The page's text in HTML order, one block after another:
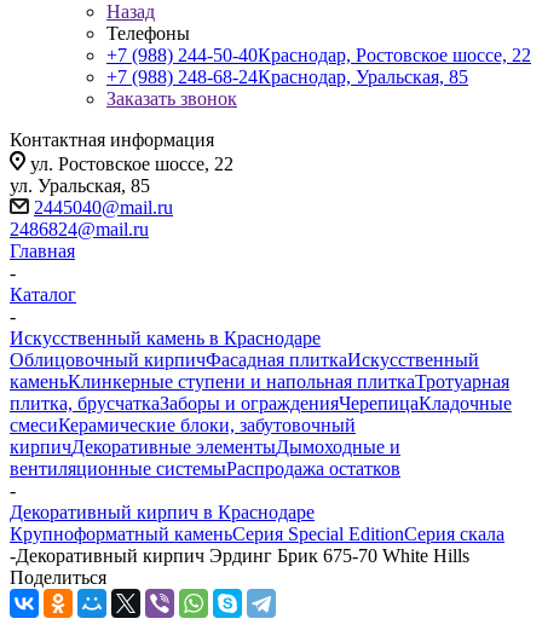
Назад
Телефоны
+7 (988) 244-50-40Краснодар, Ростовское шоссе, 22
+7 (988) 248-68-24Краснодар, Уральская, 85
Заказать звонок
Контактная информация
ул. Ростовское шоссе, 22
ул. Уральская, 85
2445040@mail.ru
2486824@mail.ru
Главная
-
Каталог
-
Искусственный камень в Краснодаре
Облицовочный кирпичФасадная плиткаИскусственный
каменьКлинкерные ступени и напольная плиткаТротуарная
плитка, брусчаткаЗаборы и огражденияЧерепицаКладочные
смесиКерамические блоки, забутовочный
кирпичДекоративные элементыДымоходные и
вентиляционные системыРаспродажа остатков
-
Декоративный кирпич в Краснодаре
Крупноформатный каменьСерия Special EditionСерия скала
-Декоративный кирпич Эрдинг Брик 675-70 White Hills
Поделиться